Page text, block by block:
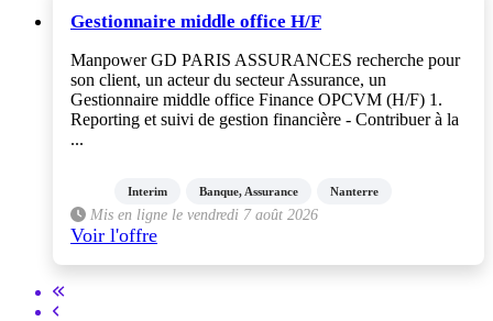
Gestionnaire middle office H/F
Manpower GD PARIS ASSURANCES recherche pour
son client, un acteur du secteur Assurance, un
Gestionnaire middle office Finance OPCVM (H/F) 1.
Reporting et suivi de gestion financière - Contribuer à la
...
Interim Banque, Assurance Nanterre
Mis en ligne le vendredi 7 août 2026
Voir l'offre